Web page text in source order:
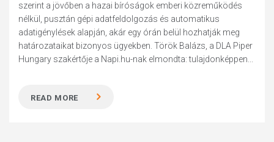
szerint a jövőben a hazai bíróságok emberi közreműködés
nélkül, pusztán gépi adatfeldolgozás és automatikus
adatigénylések alapján, akár egy órán belül hozhatják meg
határozataikat bizonyos ügyekben. Török Balázs, a DLA Piper
Hungary szakértője a Napi.hu-nak elmondta: tulajdonképpen...
READ MORE